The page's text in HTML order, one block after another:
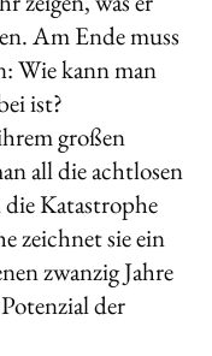
Am Ende muss
Wie kann man
ist?
großen
all die achtlosen
Katastrophe
zeichnet sie ein
zwanzig Jahre
der